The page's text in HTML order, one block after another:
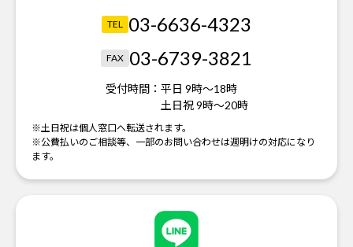
TEL 03-6636-4323
FAX 03-6739-3821
受付時間： 平日 9時～18時
土日祝 9時～20時
※土日祝は個人窓口へ転送されます。
※公費払いのご相談等、一部のお問い合わせは週明けの対応になり
ます。